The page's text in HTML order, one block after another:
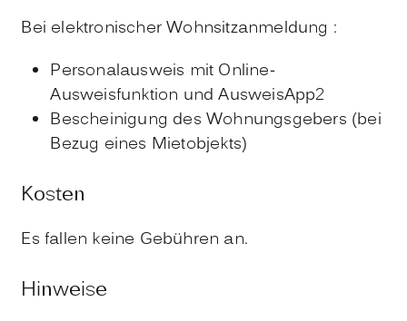
Bei elektronischer Wohnsitzanmeldung :
Personalausweis mit Online-
Ausweisfunktion und AusweisApp2
Bescheinigung des Wohnungsgebers (bei
Bezug eines Mietobjekts)
Kosten
Es fallen keine Gebühren an.
Hinweise